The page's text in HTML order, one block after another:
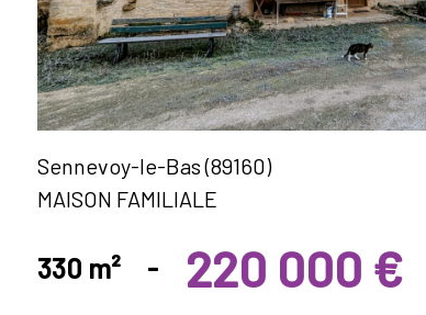
Sennevoy-le-Bas (89160)
MAISON FAMILIALE
330 m² - 220 000 €